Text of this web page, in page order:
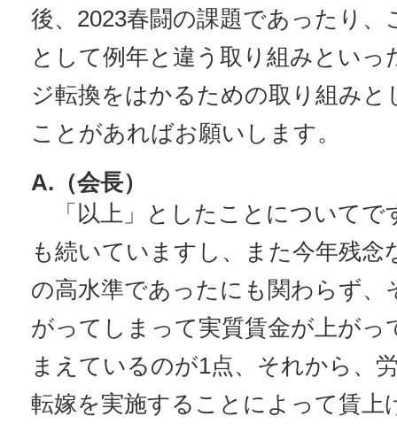
後、2023春闘の課題であったり、
として例年と違う取り組みといっ
ジ転換をはかるための取り組みと
ことがあればお願いします。
A.（会長）
「以上」としたことについてで
も続いていますし、また今年残念
の高水準であったにも関わらず、
がってしまって実質賃金が上がっ
まえているのが1点、それから、
転嫁を実施することによって賃上